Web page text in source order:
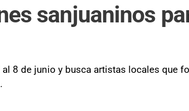
sanjuaninos
8 de junio y busca artistas locales que